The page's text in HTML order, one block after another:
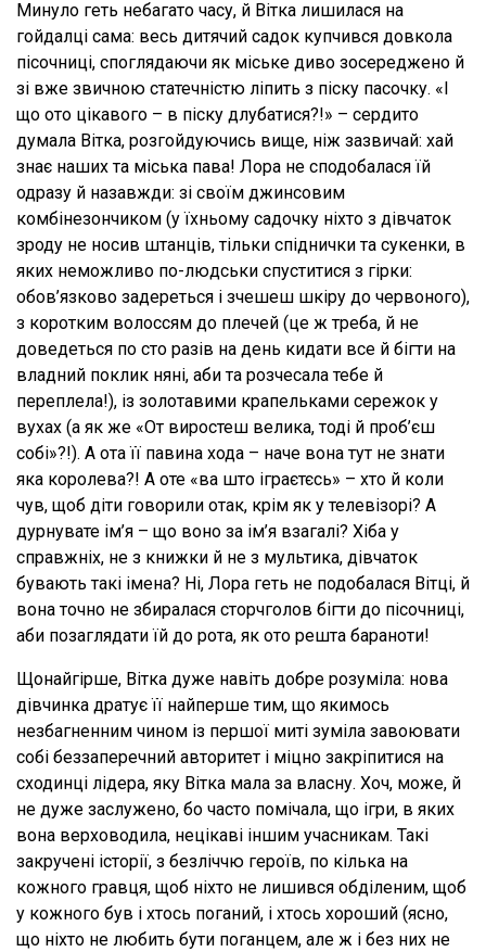
Минуло геть небагато часу, й Вітка лишилася на
гойдалці сама: весь дитячий садок купчився довкола
пісочниці, споглядаючи як міське диво зосереджено й
зі вже звичною статечністю ліпить з піску пасочку. «І
що ото цікавого – в піску длубатися?!» – сердито
думала Вітка, розгойдуючись вище, ніж зазвичай: хай
знає наших та міська пава! Лора не сподобалася їй
одразу й назавжди: зі своїм джинсовим
комбінезончиком (у їхньому садочку ніхто з дівчаток
зроду не носив штанців, тільки спіднички та сукенки, в
яких неможливо по-людськи спуститися з гірки:
обов’язково задереться і зчешеш шкіру до червоного),
з коротким волоссям до плечей (це ж треба, й не
доведеться по сто разів на день кидати все й бігти на
владний поклик няні, аби та розчесала тебе й
переплела!), із золотавими крапельками сережок у
вухах (а як же «От виростеш велика, тоді й проб’єш
собі»?!). А ота її павина хода – наче вона тут не знати
яка королева?! А оте «ва што іграєтєсь» – хто й коли
чув, щоб діти говорили отак, крім як у телевізорі? А
дурнувате ім’я – що воно за ім’я взагалі? Хіба у
справжніх, не з книжки й не з мультика, дівчаток
бувають такі імена? Ні, Лора геть не подобалася Вітці, й
вона точно не збиралася сторчголов бігти до пісочниці,
аби позаглядати їй до рота, як ото решта бараноти!
Щонайгірше, Вітка дуже навіть добре розуміла: нова
дівчинка дратує її найперше тим, що якимось
незбагненним чином із першої миті зуміла завоювати
собі беззаперечний авторитет і міцно закріпитися на
сходинці лідера, яку Вітка мала за власну. Хоч, може, й
не дуже заслужено, бо часто помічала, що ігри, в яких
вона верховодила, нецікаві іншим учасникам. Такі
закручені історії, з безліччю героїв, по кілька на
кожного гравця, щоб ніхто не лишився обділеним, щоб
у кожного був і хтось поганий, і хтось хороший (ясно,
що ніхто не любить бути поганцем, але ж і без них не